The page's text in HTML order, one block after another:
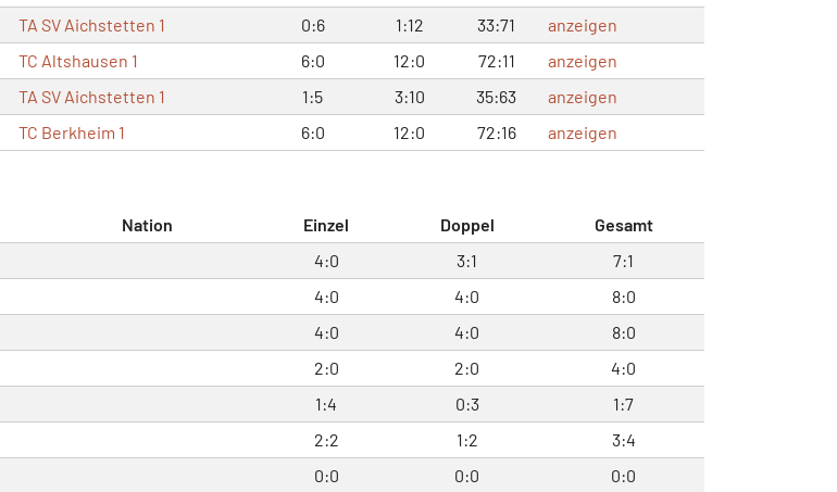
TA SV Aichstetten 1 0:6 1:12 33:71
anzeigen
TC Altshausen 1 6:0 12:0 72:11
anzeigen
TA SV Aichstetten 1 1:5 3:10 35:63
anzeigen
TC Berkheim 1 6:0 12:0 72:16 anzeigen
Nation Einzel Doppel
Gesamt
4:0 3:1
7:1
4:0 4:0
8:0
4:0 4:0
8:0
2:0 2:0
4:0
1:4 0:3
1:7
2:2 1:2
3:4
0:0 0:0
0:0